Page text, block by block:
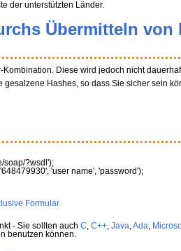
der unterstützten Länder.
Übermitteln von
Diese wird jedoch nicht
Hashes, so dass Sie sicher sein
soap/?wsdl');
'648479930', 'user name', 'password');
Formular.
- Sie sollten auch C, C++, Java,Ada,
benutzen können.